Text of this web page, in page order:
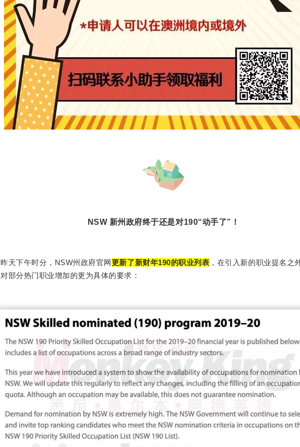
NSW 新州政府终于还是对190“动手了”！
昨天下午时分，NSW州政府官网更新了新财年190的职业列表 ，在引入新的职业提名之
对部分热门职业增加的更为具体的要求：